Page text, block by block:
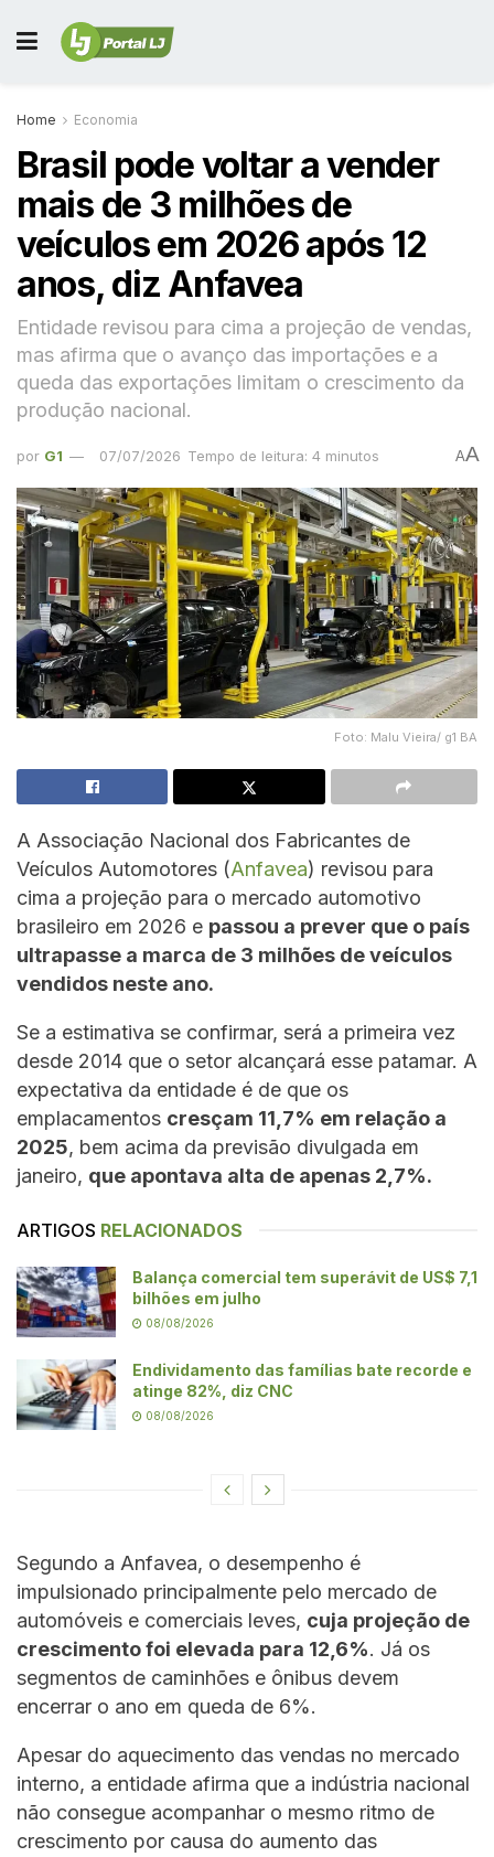
Home Economia
Brasil pode voltar a vender
mais de 3 milhões de
veículos em 2026 após 12
anos, diz Anfavea
Entidade revisou para cima a projeção de vendas,
mas afirma que o avanço das importações e a
queda das exportações limitam o crescimento da
produção nacional.
por G1 07/07/2026 Tempo de leitura: 4 minutos AA
Foto: Malu Vieira/ g1 BA
A Associação Nacional dos Fabricantes de
Veículos Automotores (Anfavea) revisou para
cima a projeção para o mercado automotivo
brasileiro em 2026 e passou a prever que o país
ultrapasse a marca de 3 milhões de veículos
vendidos neste ano.
Se a estimativa se confirmar, será a primeira vez
desde 2014 que o setor alcançará esse patamar. A
expectativa da entidade é de que os
emplacamentos cresçam 11,7% em relação a
2025, bem acima da previsão divulgada em
janeiro, que apontava alta de apenas 2,7%.
ARTIGOS RELACIONADOS
Balança comercial tem superávit de US$ 7,1
bilhões em julho
08/08/2026
Endividamento das famílias bate recorde e
atinge 82%, diz CNC
08/08/2026
Segundo a Anfavea, o desempenho é
impulsionado principalmente pelo mercado de
automóveis e comerciais leves, cuja projeção de
crescimento foi elevada para 12,6%. Já os
segmentos de caminhões e ônibus devem
encerrar o ano em queda de 6%.
Apesar do aquecimento das vendas no mercado
interno, a entidade afirma que a indústria nacional
não consegue acompanhar o mesmo ritmo de
crescimento por causa do aumento das